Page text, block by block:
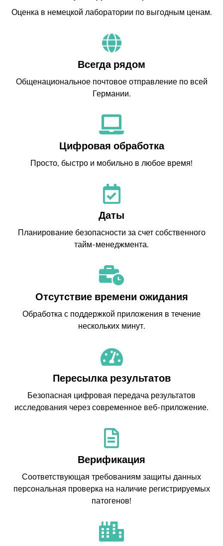
Оценка в немецкой лаборатории по выгодным ценам.
Всегда рядом
Общенациональное почтовое отправление по всей
Германии.
Цифровая обработка
Просто, быстро и мобильно в любое время!
Даты
Планирование безопасности за счет собственного
тайм-менеджмента.
Отсутствие времени ожидания
Обработка с поддержкой приложения в течение
нескольких минут.
Пересылка результатов
Безопасная цифровая передача результатов
исследования через современное веб-приложение.
Верификация
Соответствующая требованиям защиты данных
персональная проверка на наличие регистрируемых
патогенов!